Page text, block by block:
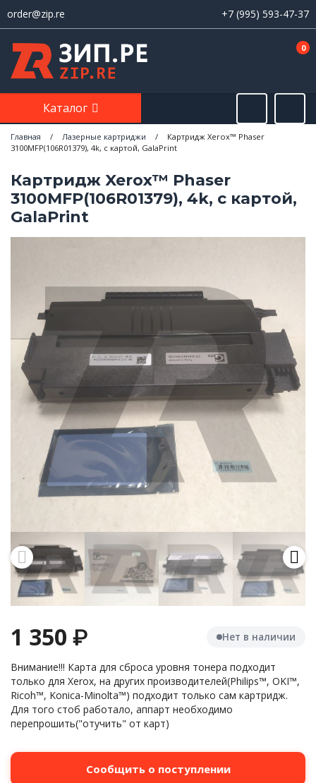
order@zip.re +7 (995) 593-47-37
0
Каталог
Главная / Лазерные картриджи /
Картридж Xerox™ Phaser
3100MFP(106R01379), 4k, с картой, GalaPrint
Картридж Xerox™ Phaser
3100MFP(106R01379), 4k, с картой,
GalaPrint
1 350 ₽
Внимание!!! Карта для сброса уровня тонера подходит
только для Xerox, на других производителей(Philips™, OKI™,
Ricoh™, Konica-Minolta™) подходит только сам картридж.
Для того стоб работало, аппарт необходимо
перепрошить("отучить" от карт)
Нет в наличии
Сообщить о поступлении